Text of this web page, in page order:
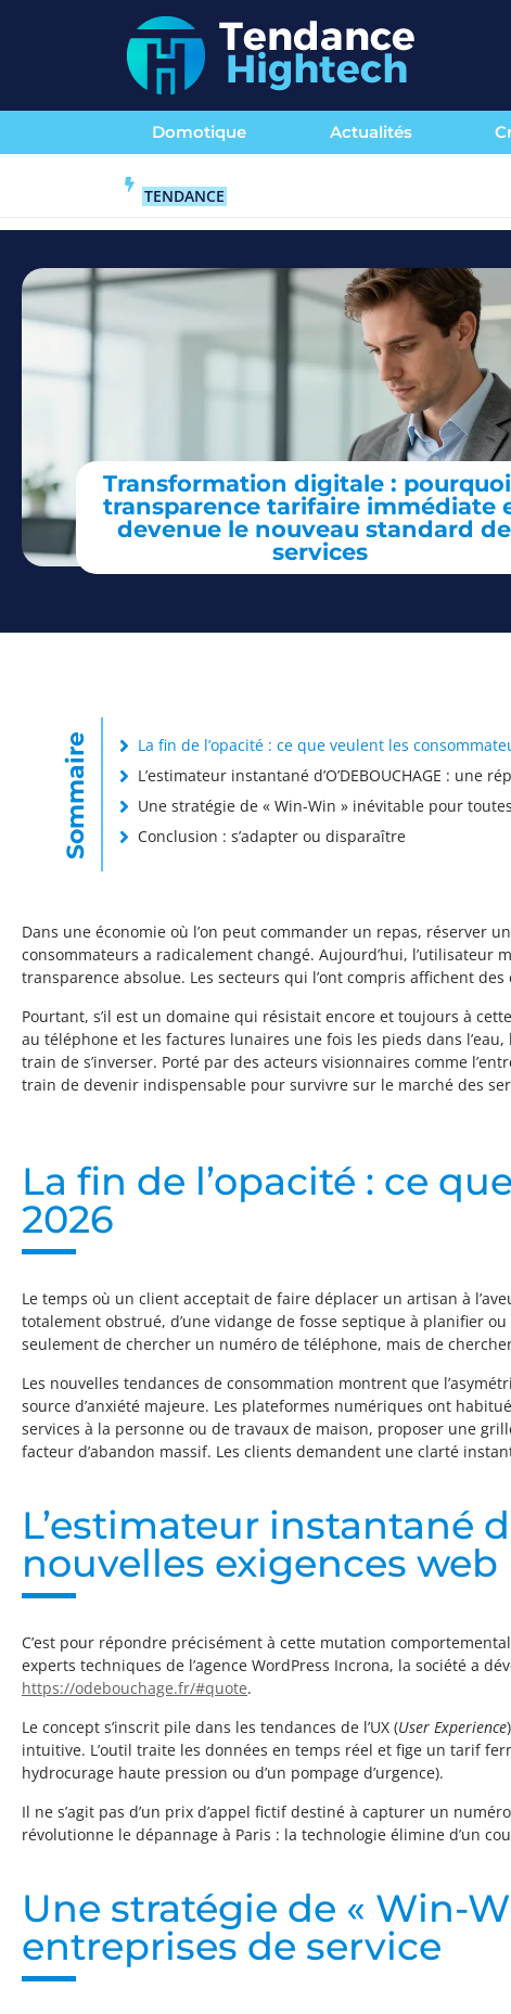
Domotique Actualités
TENDANCE
Transformation digitale :
transparence tarifaire immédiate
devenue le nouveau standard
services
Sommaire
La fin de l’opacité : ce que veulent les
L’estimateur instantané d’O’DEBOUCHAGE : une
Une stratégie de « Win-Win » inévitable pour
Conclusion : s’adapter ou disparaître
Dans une économie où l’on peut commander un repas, réserver
consommateurs a radicalement changé. Aujourd’hui, l’utilisateur
transparence absolue. Les secteurs qui l’ont compris affichent
Pourtant, s’il est un domaine qui résistait encore et toujours à
au téléphone et les factures lunaires une fois les pieds dans
train de s’inverser. Porté par des acteurs visionnaires comme
train de devenir indispensable pour survivre sur le marché des
La fin de l’opacité : ce
2026
Le temps où un client acceptait de faire déplacer un artisan à
totalement obstrué, d’une vidange de fosse septique à planifier
seulement de chercher un numéro de téléphone, mais de
Les nouvelles tendances de consommation montrent que
source d’anxiété majeure. Les plateformes numériques ont
services à la personne ou de travaux de maison, proposer une
facteur d’abandon massif. Les clients demandent une clarté
L’estimateur instantané
nouvelles exigences web
C’est pour répondre précisément à cette mutation
experts techniques de l’agence WordPress Incrona, la société a
https://odebouchage.fr/#quote.
Le concept s’inscrit pile dans les tendances de l’UX (User Experience
intuitive. L’outil traite les données en temps réel et fige un tarif
hydrocurage haute pression ou d’un pompage d’urgence).
Il ne s’agit pas d’un prix d’appel fictif destiné à capturer un
révolutionne le dépannage à Paris : la technologie élimine d’un
Une stratégie de « Win-
entreprises de service